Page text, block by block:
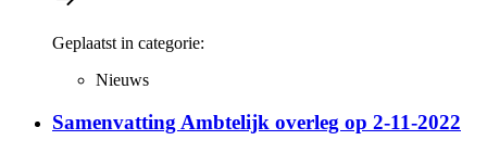
Geplaatst in categorie:
Nieuws
Samenvatting Ambtelijk overleg op 2-11-2022